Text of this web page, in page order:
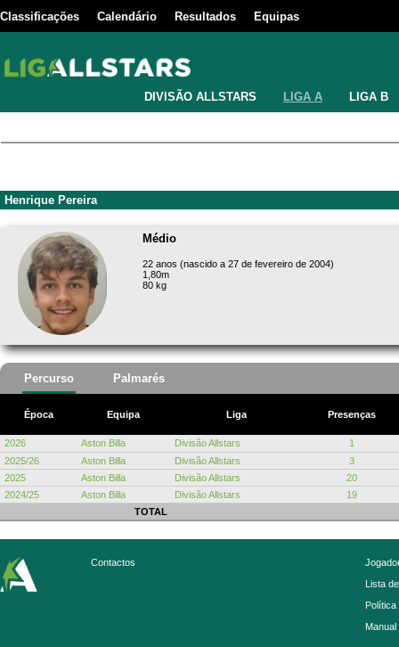
Classificações Calendário Resultados Equipas
DIVISÃO ALLSTARS LIGA A LIGA B
Henrique Pereira
Médio
22 anos (nascido a 27 de fevereiro de 2004)
1,80m
80 kg
Percurso Palmarés
Época Equipa Liga Presenças
2026 Aston Billa Divisão Allstars
1
2025/26
Aston Billa Divisão Allstars
3
2025
Aston Billa Divisão Allstars
20
2024/25
Aston Billa Divisão Allstars
19
TOTAL
Contactos
Lista
Política